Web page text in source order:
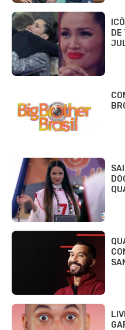
Finanças
Investimentos
Legislação e Tributos
Imposto de renda
Loterias
Quina
Lotofácil
Mega-Sena